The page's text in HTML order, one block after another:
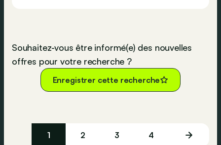
Souhaitez-vous être informé(e) des nouvelles
offres pour votre recherche ?
Enregistrer cette recherche
1 2 3 4